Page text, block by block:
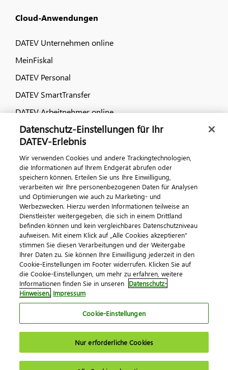
Cloud-Anwendungen
DATEV Unternehmen online
MeinFiskal
DATEV Personal
DATEV SmartTransfer
DATEV Arbeitnehmer online
Dialog & Medien
Veranstaltungen
DATEV magazin
DATEV-Community
DATEV-Newsletter
Kontaktieren Sie uns
© 2026 DATEV eG
ImpressumDatenschutzAGBKontakt
Cookie-Einstellungen
Datenschutz-Einstellungen für Ihr
DATEV-Erlebnis
Wir verwenden Cookies und andere Trackingtechnologien,
die Informationen auf Ihrem Endgerät abrufen oder
speichern können. Erteilen Sie uns Ihre Einwilligung,
verarbeiten wir Ihre personenbezogenen Daten für Analysen
und Optimierungen wie auch zu Marketing- und
Werbezwecken. Hierzu werden Informationen teilweise an
Dienstleister weitergegeben, die sich in einem Drittland
befinden können und kein vergleichbares Datenschutzniveau
aufweisen. Mit einem Klick auf „Alle Cookies akzeptieren"
stimmen Sie diesen Verarbeitungen und der Weitergabe
Ihrer Daten zu. Sie können Ihre Einwilligung jederzeit in den
Cookie-Einstellungen im Footer widerrufen. Klicken Sie auf
die Cookie-Einstellungen, um mehr zu erfahren, weitere
Informationen finden Sie in unseren Datenschutz-
Hinweisen. Impressum
Cookie-Einstellungen
Nur erforderliche Cookies